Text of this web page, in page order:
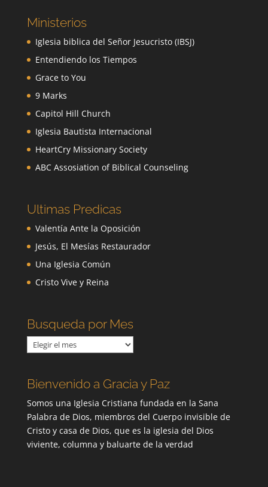
Ministerios
Iglesia biblica del Señor Jesucristo (IBSJ)
Entendiendo los Tiempos
Grace to You
9 Marks
Capitol Hill Church
Iglesia Bautista Internacional
HeartCry Missionary Society
ABC Assosiation of Biblical Counseling
Ultimas Predicas
Valentía Ante la Oposición
Jesús, El Mesías Restaurador
Una Iglesia Común
Cristo Vive y Reina
Busqueda por Mes
Busqueda
por
Bienvenido a Gracia y Paz
Somos una Iglesia Cristiana fundada en la Sana
Palabra de Dios, miembros del Cuerpo invisible de
Cristo y casa de Dios, que es la iglesia del Dios
viviente, columna y baluarte de la verdad